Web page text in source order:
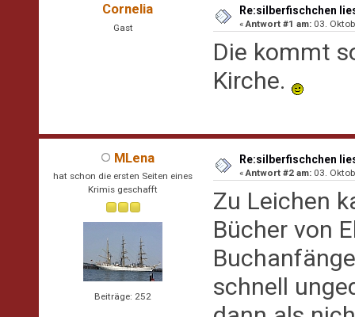
Cornelia
Gast
Re:silberfischchen
«Antwort #1 am: 03.
Die kommt
Kirche.
MLena
hat schon die ersten Seiten eines
Krimis geschafft
Beiträge: 252
Re:silberfischchen
«Antwort #2 am: 03.
Zu Leichen
Bücher von
schnell